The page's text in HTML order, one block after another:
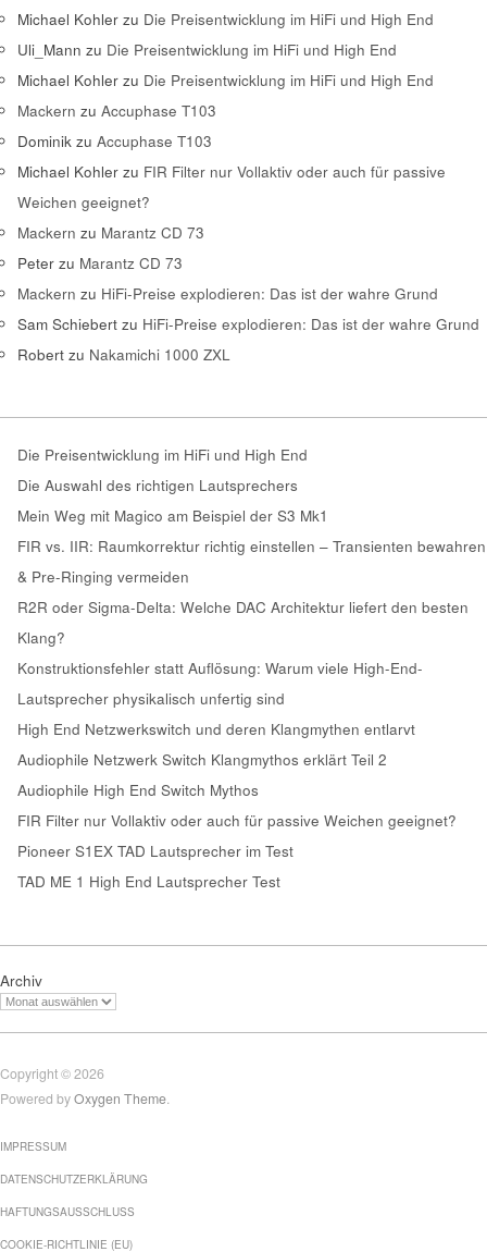
Michael Kohler zu Die Preisentwicklung im HiFi und High End
Uli_Mann zu Die Preisentwicklung im HiFi und High End
Michael Kohler zu Die Preisentwicklung im HiFi und High End
Mackern zu Accuphase T103
Dominik zu Accuphase T103
Michael Kohler zu FIR Filter nur Vollaktiv oder auch für passive
Weichen geeignet?
Mackern zu Marantz CD 73
Peter zu Marantz CD 73
Mackern zu HiFi-Preise explodieren: Das ist der wahre Grund
Sam Schiebert zu HiFi-Preise explodieren: Das ist der wahre Grund
Robert zu Nakamichi 1000 ZXL
Die Preisentwicklung im HiFi und High End
Die Auswahl des richtigen Lautsprechers
Mein Weg mit Magico am Beispiel der S3 Mk1
FIR vs. IIR: Raumkorrektur richtig einstellen – Transienten bewahren
& Pre-Ringing vermeiden
R2R oder Sigma-Delta: Welche DAC Architektur liefert den besten
Klang?
Konstruktionsfehler statt Auflösung: Warum viele High-End-
Lautsprecher physikalisch unfertig sind
High End Netzwerkswitch und deren Klangmythen entlarvt
Audiophile Netzwerk Switch Klangmythos erklärt Teil 2
Audiophile High End Switch Mythos
FIR Filter nur Vollaktiv oder auch für passive Weichen geeignet?
Pioneer S1EX TAD Lautsprecher im Test
TAD ME 1 High End Lautsprecher Test
Archiv
Copyright © 2026
Powered byOxygen Theme.
IMPRESSUM
DATENSCHUTZERKLÄRUNG
HAFTUNGSAUSSCHLUSS
COOKIE-RICHTLINIE (EU)